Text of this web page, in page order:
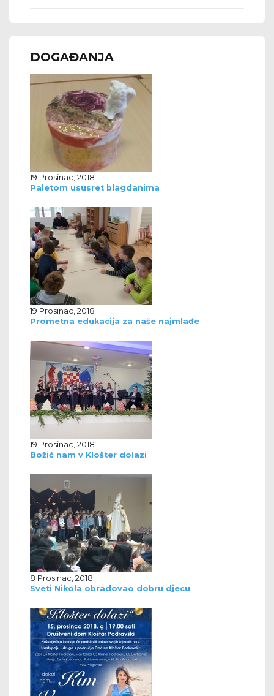
DOGAĐANJA
19 Prosinac, 2018
Paletom ususret blagdanima
19 Prosinac, 2018
Prometna edukacija za naše najmlađe
19 Prosinac, 2018
Božić nam v Klošter dolazi
8 Prosinac, 2018
Sveti Nikola obradovao dobru djecu